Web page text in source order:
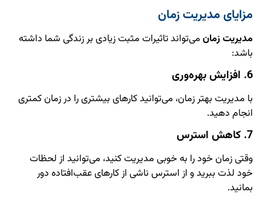
مزایای مدیریت زمان
مدیریت زمان می‌تواند تاثیرات مثبت زیادی بر زندگی شما داشته
باشد:
6. افزایش بهره‌وری
با مدیریت بهتر زمان، می‌توانید کارهای بیشتری را در زمان کمتری
انجام دهید.
7. کاهش استرس
وقتی زمان خود را به خوبی مدیریت کنید، می‌توانید از لحظات
خود لذت ببرید و از استرس ناشی از کارهای عقب‌افتاده دور
بمانید.